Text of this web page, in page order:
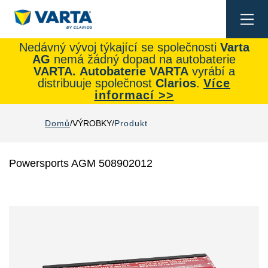
Nedávný vývoj týkající se společnosti Varta
AG nemá žádný dopad na autobaterie
VARTA. Autobaterie VARTAvyrábí a
distribuuje společnost Clarios. Více
informací >>
Domů VÝROBKY Produkt
Powersports AGM 508902012